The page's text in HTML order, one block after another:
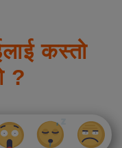
कस्तो
?